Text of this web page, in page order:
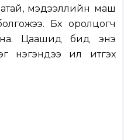
мэдээллийн маш
Бүх оролцогч
Цаашид бид энэ
нэгэндээ илүү итгэх